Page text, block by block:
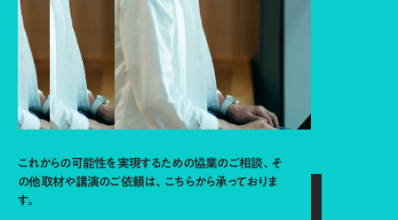
これからの可能性を実現するための協業のご相談、そ
の他取材や講演のご依頼は、こちらから承っておりま
す。